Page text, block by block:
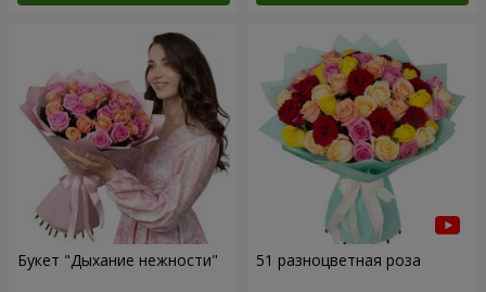
Букет "Дыхание нежности" 51 разноцветная роза